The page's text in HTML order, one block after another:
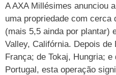
A AXA Millésimes anunciou
uma propriedade com cerca
(mais 5,5 ainda por plantar)
Valley, Califórnia. Depois de
França; de Tokaj, Hungria;
Portugal, esta operação